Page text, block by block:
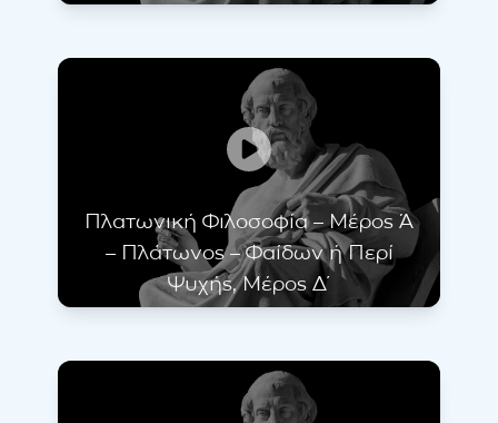
Πλατωνική Φιλοσοφία – Μέρος Ά
– Πλάτωνος – Φαίδων ή Περί
Ψυχής, Μέρος Δ΄